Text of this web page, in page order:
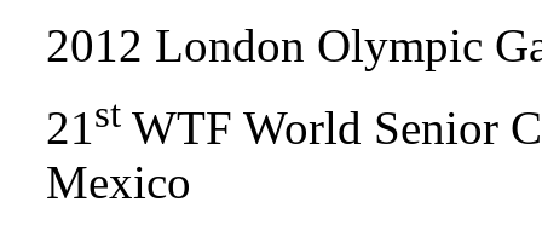
2012 London Olympic
21st WTF World Senior
Mexico